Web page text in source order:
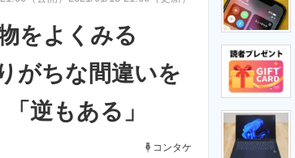
品の技術・比較・事例 製造業のIT導入・活用を支援
エネルギーの専門メディア
をよくみる
がちな間違いを
逆もある」
コンタケ